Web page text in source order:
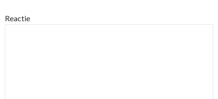
Reactie